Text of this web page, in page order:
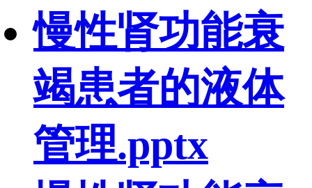
慢性肾功能衰
竭患者的液体
管理.pptx